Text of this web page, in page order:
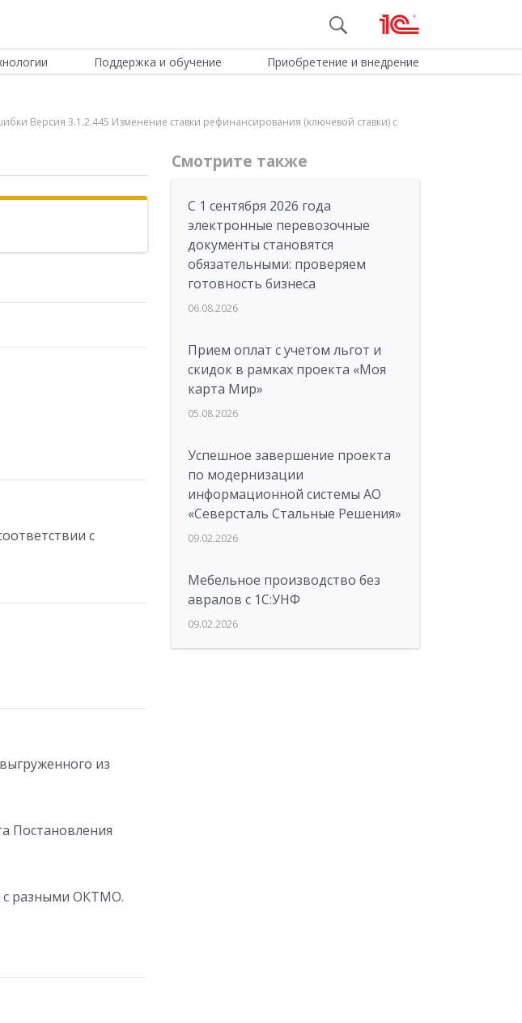
Поддержка и обучение Приобретение и внедрение
Версия 3.1.2.445 Изменение ставки рефинансирования (ключевой ставки) с
с
из
Постановления
с разными ОКТМО.
Смотрите также
С 1 сентября 2026 года
электронные перевозочные
документы становятся
обязательными: проверяем
готовность бизнеса
06.08.2026
Прием оплат с учетом льгот и
скидок в рамках проекта «Моя
карта Мир»
05.08.2026
Успешное завершение проекта
по модернизации
информационной системы АО
«Северсталь Стальные Решения»
09.02.2026
Мебельное производство без
авралов с 1С:УНФ
09.02.2026